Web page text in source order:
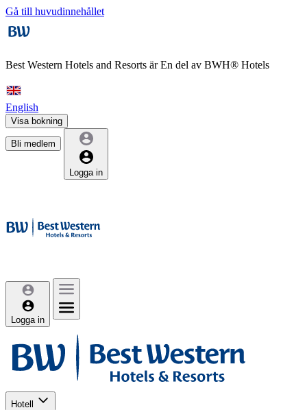
Gå till huvudinnehållet
Best Western Hotels and Resorts ärEn del av BWH® Hotels
English
Visa bokning
Bli medlem
Logga in
Logga in
Hotell